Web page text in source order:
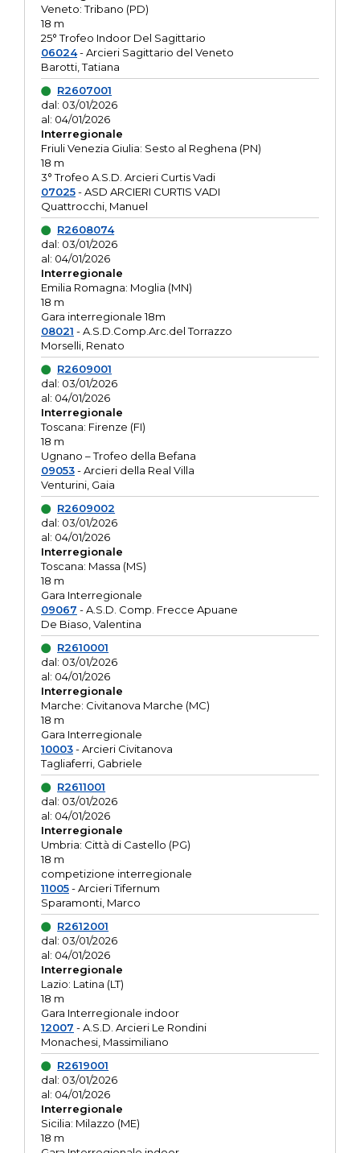
Veneto: Tribano (PD)
18 m
25° Trofeo Indoor Del Sagittario
06024- Arcieri Sagittario del Veneto
Barotti, Tatiana
R2607001
dal: 03/01/2026
al: 04/01/2026
Interregionale
Friuli Venezia Giulia: Sesto al Reghena (PN)
18 m
3° Trofeo A.S.D. Arcieri Curtis Vadi
07025- ASD ARCIERI CURTIS VADI
Quattrocchi, Manuel
R2608074
dal: 03/01/2026
al: 04/01/2026
Interregionale
Emilia Romagna: Moglia (MN)
18 m
Gara interregionale 18m
08021 - A.S.D.Comp.Arc.del Torrazzo
Morselli, Renato
R2609001
dal: 03/01/2026
al: 04/01/2026
Interregionale
Toscana: Firenze (FI)
18 m
Ugnano – Trofeo della Befana
09053- Arcieri della Real Villa
Venturini, Gaia
R2609002
dal: 03/01/2026
al: 04/01/2026
Interregionale
Toscana: Massa (MS)
18 m
Gara Interregionale
09067 - A.S.D. Comp. Frecce Apuane
De Biaso, Valentina
R2610001
dal: 03/01/2026
al: 04/01/2026
Interregionale
Marche: Civitanova Marche (MC)
18 m
Gara Interregionale
10003- Arcieri Civitanova
Tagliaferri, Gabriele
R2611001
dal: 03/01/2026
al: 04/01/2026
Interregionale
Umbria: Città di Castello (PG)
18 m
competizione interregionale
11005- Arcieri Tifernum
Sparamonti, Marco
R2612001
dal: 03/01/2026
al: 04/01/2026
Interregionale
Lazio: Latina (LT)
18 m
Gara Interregionale indoor
12007 - A.S.D. Arcieri Le Rondini
Monachesi, Massimiliano
R2619001
dal: 03/01/2026
al: 04/01/2026
Interregionale
Sicilia: Milazzo (ME)
18 m